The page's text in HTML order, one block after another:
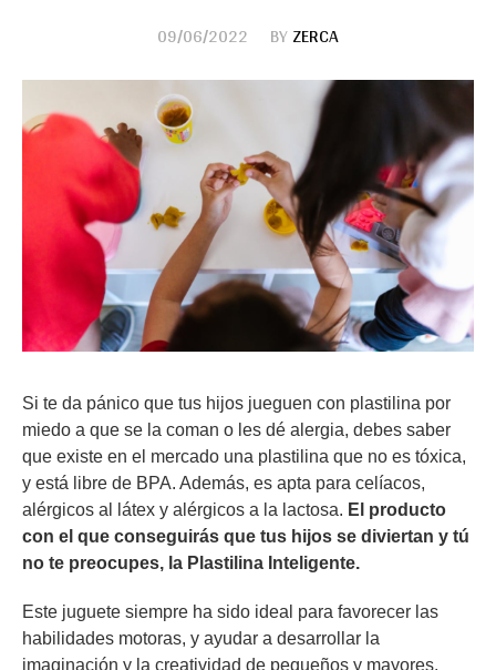
09/06/2022 BYZERCA
Si te da pánico que tus hijos jueguen con plastilina por
miedo a que se la coman o les dé alergia, debes saber
que existe en el mercado una plastilina que no es tóxica,
y está libre de BPA. Además, es apta para celíacos,
alérgicos al látex y alérgicos a la lactosa. El producto
con el que conseguirás que tus hijos se diviertan y tú
no te preocupes, la Plastilina Inteligente.
Este juguete siempre ha sido ideal para favorecer las
habilidades motoras, y ayudar a desarrollar la
imaginación y la creatividad de pequeños y mayores.